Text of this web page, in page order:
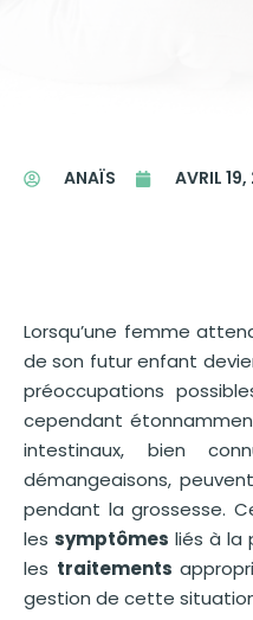
ANAÏS AVRIL
Lorsqu’une femme
de son futur enfant
préoccupations
cependant
intestinaux, bien
démangeaisons,
pendant la grossesse.
les symptômes liés à la
les traitements
gestion de cette